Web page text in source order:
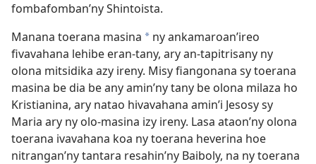
fombafomban’ny Shintoista.
Manana toerana masina * ny ankamaroan’ireo
fivavahana lehibe eran-tany, ary an-tapitrisany ny
olona mitsidika azy ireny. Misy fiangonana sy toerana
masina be dia be any amin’ny tany be olona milaza ho
Kristianina, ary natao hivavahana amin’i Jesosy sy
Maria ary ny olo-masina izy ireny. Lasa ataon’ny olona
toerana ivavahana koa ny toerana heverina hoe
nitrangan’ny tantara resahin’ny Baiboly, na ny toerana